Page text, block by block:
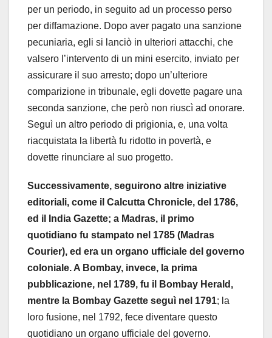
per un periodo, in seguito ad un processo perso
per diffamazione. Dopo aver pagato una sanzione
pecuniaria, egli si lanciò in ulteriori attacchi, che
valsero l’intervento di un mini esercito, inviato per
assicurare il suo arresto; dopo un’ulteriore
comparizione in tribunale, egli dovette pagare una
seconda sanzione, che però non riuscì ad onorare.
Seguì un altro periodo di prigionia, e, una volta
riacquistata la libertà fu ridotto in povertà, e
dovette rinunciare al suo progetto.
Successivamente, seguirono altre iniziative
editoriali, come il Calcutta Chronicle, del 1786,
ed il India Gazette; a Madras, il primo
quotidiano fu stampato nel 1785 (Madras
Courier), ed era un organo ufficiale del governo
coloniale. A Bombay, invece, la prima
pubblicazione, nel 1789, fu il Bombay Herald,
mentre la Bombay Gazette seguì nel 1791; la
loro fusione, nel 1792, fece diventare questo
quotidiano un organo ufficiale del governo.